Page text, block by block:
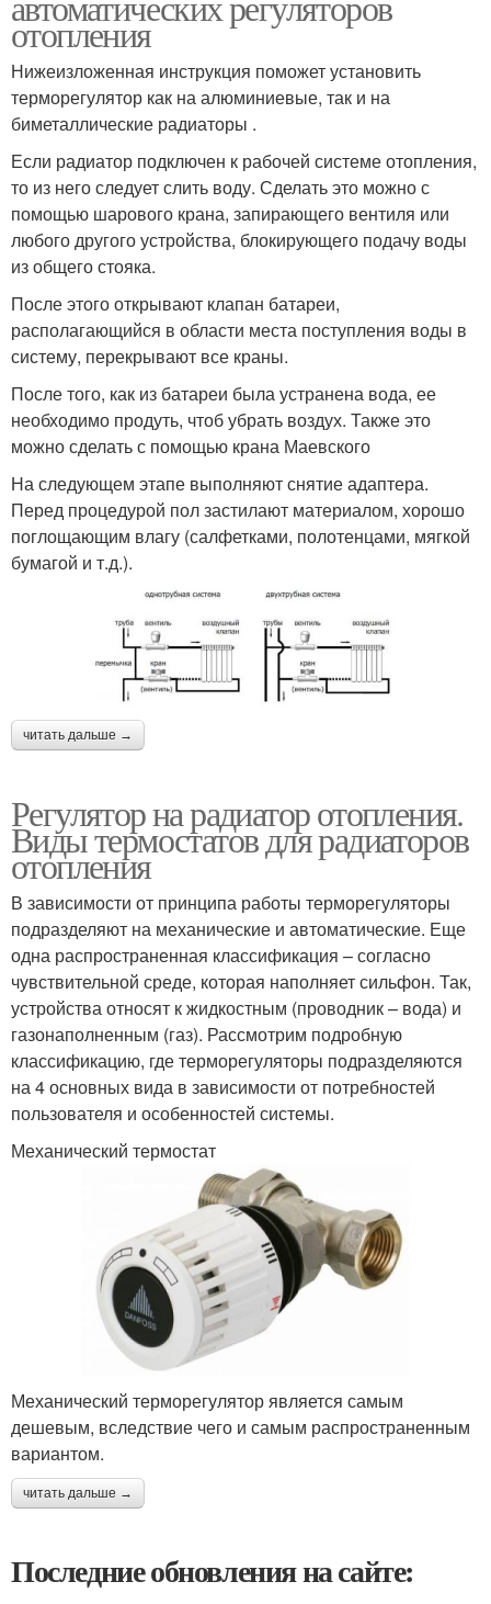
отопления
Нижеизложенная инструкция поможет установить
терморегулятор как на алюминиевые, так и на
биметаллические радиаторы .
Если радиатор подключен к рабочей системе отопления,
то из него следует слить воду. Сделать это можно с
помощью шарового крана, запирающего вентиля или
любого другого устройства, блокирующего подачу воды
из общего стояка.
После этого открывают клапан батареи,
располагающийся в области места поступления воды в
систему, перекрывают все краны.
После того, как из батареи была устранена вода, ее
необходимо продуть, чтоб убрать воздух. Также это
можно сделать с помощью крана Маевского
На следующем этапе выполняют снятие адаптера.
Перед процедурой пол застилают материалом, хорошо
поглощающим влагу (салфетками, полотенцами, мягкой
бумагой и т.д.).
читать дальше →
Регулятор на радиатор отопления.
Виды термостатов для радиаторов
отопления
В зависимости от принципа работы терморегуляторы
подразделяют на механические и автоматические. Еще
одна распространенная классификация – согласно
чувствительной среде, которая наполняет сильфон. Так,
устройства относят к жидкостным (проводник – вода) и
газонаполненным (газ). Рассмотрим подробную
классификацию, где терморегуляторы подразделяются
на 4 основных вида в зависимости от потребностей
пользователя и особенностей системы.
Механический термостат
Механический терморегулятор является самым
дешевым, вследствие чего и самым распространенным
вариантом.
читать дальше →
Последние обновления на сайте: